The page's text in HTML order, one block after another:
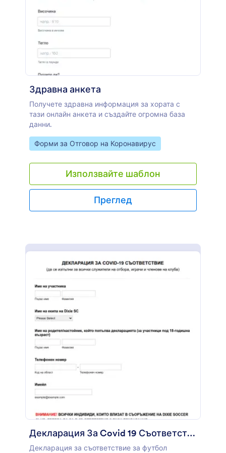
Здравна анкета
Получете здравна информация за хората с
тази онлайн анкета и създайте огромна база
данни.
Go to Category:
Форми за Отговор на Коронавирус
Използвайте шаблон
Преглед
Декларация За Covid 19 Съответствие
Декларация за съответствие за футбол